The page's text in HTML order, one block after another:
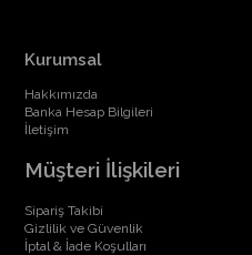
Kurumsal
Hakkımızda
Banka Hesap Bilgileri
İletişim
Müşteri İlişkileri
Sipariş Takibi
Gizlilik ve Güvenlik
İptal & İade Koşulları